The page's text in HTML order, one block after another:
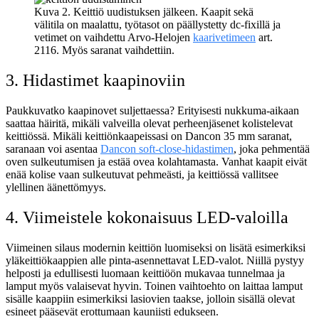
Kuva 2. Keittiö uudistuksen jälkeen. Kaapit sekä
välitila on maalattu, työtasot on päällystetty dc-fixillä ja
vetimet on vaihdettu Arvo-Helojen kaarivetimeen art.
2116. Myös saranat vaihdettiin.
3. Hidastimet kaapinoviin
Paukkuvatko kaapinovet suljettaessa? Erityisesti nukkuma-aikaan
saattaa häiritä, mikäli valveilla olevat perheenjäsenet kolistelevat
keittiössä. Mikäli keittiönkaapeissasi on Dancon 35 mm saranat,
saranaan voi asentaa Dancon soft-close-hidastimen, joka pehmentää
oven sulkeutumisen ja estää ovea kolahtamasta. Vanhat kaapit eivät
enää kolise vaan sulkeutuvat pehmeästi, ja keittiössä vallitsee
ylellinen äänettömyys.
4. Viimeistele kokonaisuus LED-valoilla
Viimeinen silaus modernin keittiön luomiseksi on lisätä esimerkiksi
yläkeittiökaappien alle pinta-asennettavat LED-valot. Niillä pystyy
helposti ja edullisesti luomaan keittiöön mukavaa tunnelmaa ja
lamput myös valaisevat hyvin. Toinen vaihtoehto on laittaa lamput
sisälle kaappiin esimerkiksi lasiovien taakse, jolloin sisällä olevat
esineet pääsevät erottumaan kauniisti edukseen.